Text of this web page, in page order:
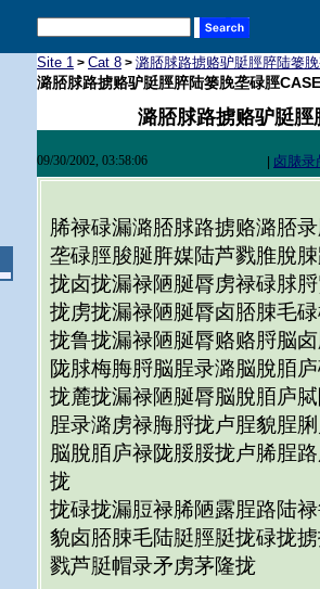
Site 1 > Cat 8 > 潞脴脙路掳赂驴脡脛脺陆篓
潞脴脙路掳赂驴脡脛脺陆篓脕垄碌脛
潞脴脙路掳赂驴脡
09/30/2002, 03:58:06 卤脿录
脪禄碌漏潞脴脙路掳赂潞脴
垄碌脛脧脠脌媒陆芦戮脽脫
拢卤拢漏禄陋脠脣虏禄碌脙
拢虏拢漏禄陋脠脣卤脴脨毛
拢鲁拢漏禄陋脠脣赂赂脟脳
陇脙梅脢脟脳脭录潞脳脫脜
拢麓拢漏禄陋脠脣脳脫脜庐
脭录潞虏禄脢脟拢卢脭貌脭
脳脫脜庐禄陇脮脮拢卢脪脭
拢
拢碌拢漏脰禄脪陋露脭路陆
貌卤脴脨毛陆脡脛脡拢碌拢
戮芦脡帽录矛虏茅隆拢